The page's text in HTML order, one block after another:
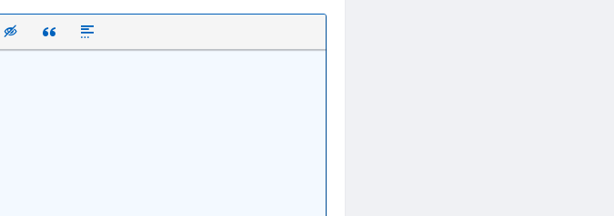
защищенную ссылку
скрытого текста
Вставка цитаты
Вставка спойлера